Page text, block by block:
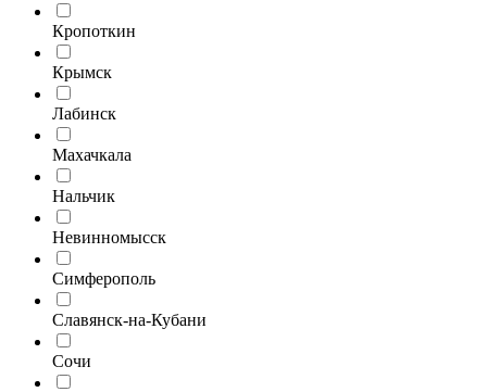
Кропоткин
Крымск
Лабинск
Махачкала
Нальчик
Невинномысск
Симферополь
Славянск-на-Кубани
Сочи